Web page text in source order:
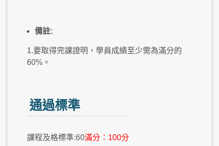
備註:
1.要取得完課證明，學員成績至少需為滿分的
60%。
通過標準
課程及格標準:60滿分：100分